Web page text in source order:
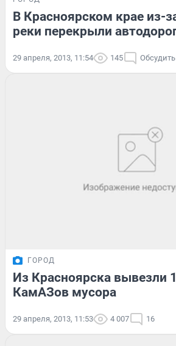
В Красноярском крае из-
реки перекрыли
29 апреля, 2013, 11:54 145 Обсудить
ГОРОД
Из Красноярска вывезли
КамАЗов мусора
29 апреля, 2013, 11:53 4 007 16